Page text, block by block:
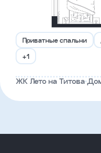
Приватные спальни
+1
ЖК Лето на Титова